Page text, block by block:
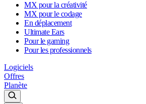
MX pour la créativité
MX pour le codage
En déplacement
Ultimate Ears
Pour le gaming
Pour les professionnels
Logiciels
Offres
Planète